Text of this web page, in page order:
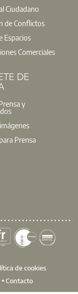
Ciudadano
de Conflictos
Espacios
Comerciales
DE
y
Prensa
de cookies
Contacto